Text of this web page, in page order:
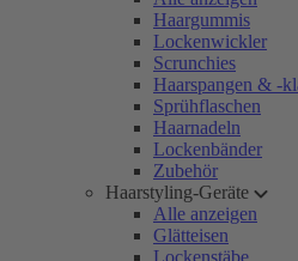
Haargummis
Lockenwickler
Scrunchies
Haarspangen & -
Sprühflaschen
Haarnadeln
Lockenbänder
Zubehör
Haarstyling-Geräte
Alle anzeigen
Glätteisen
Lockenstäbe